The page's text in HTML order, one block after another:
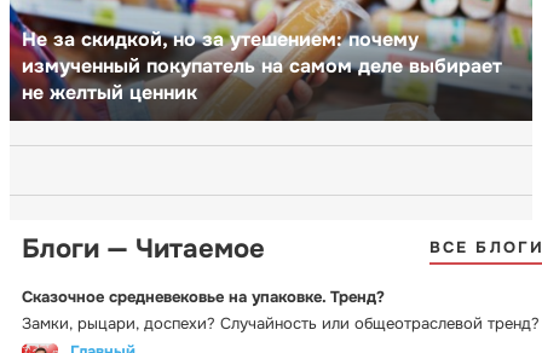
Не за скидкой, но за утешением: почему
измученный покупатель на самом деле выбирает
не желтый ценник
Блоги — Читаемое ВСЕ
Сказочное средневековье на упаковке. Тренд?
Замки, рыцари, доспехи? Случайность или общеотраслевой тренд?